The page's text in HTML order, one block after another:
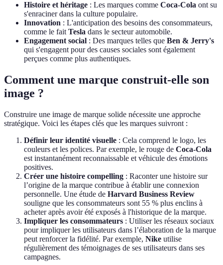
Histoire et héritage : Les marques comme Coca-Cola ont su
s'enraciner dans la culture populaire.
Innovation : L'anticipation des besoins des consommateurs,
comme le faitTesla dans le secteur automobile.
Engagement social : Des marques telles que Ben & Jerry's
qui s'engagent pour des causes sociales sont également
perçues comme plus authentiques.
Comment une marque construit-elle son
image ?
Construire une image de marque solide nécessite une approche
stratégique. Voici les étapes clés que les marques suivront :
Définir leur identité visuelle : Cela comprend le logo, les
couleurs et les polices. Par exemple, le rouge de Coca-Cola
est instantanément reconnaissable et véhicule des émotions
positives.
Créer une histoire compelling : Raconter une histoire sur
l’origine de la marque contribue à établir une connexion
personnelle. Une étude de Harvard Business Review
souligne que les consommateurs sont 55 % plus enclins à
acheter après avoir été exposés à l'historique de la marque.
Impliquer les consommateurs : Utiliser les réseaux sociaux
pour impliquer les utilisateurs dans l’élaboration de la marque
peut renforcer la fidélité. Par exemple, Nike utilise
régulièrement des témoignages de ses utilisateurs dans ses
campagnes.